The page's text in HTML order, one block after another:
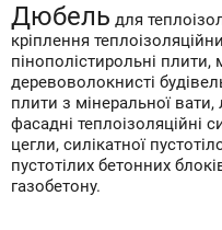
Дюбель для
кріплення
пінополістирольні плити,
деревоволокнисті
плити з мінеральної вати,
фасадні теплоізоляційні
цегли, силікатної
пустотілих бетонних
газобетону.